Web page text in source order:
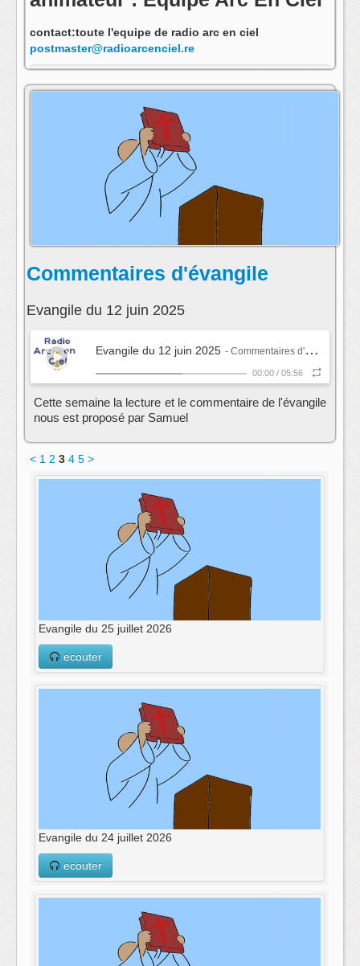
contact:toute l'equipe de radio arc en ciel
postmaster@radioarcenciel.re
s'abonner au fil rss de cette emission:
Commentaires d'évangile
Evangile du 12 juin 2025
Evangile du 12 juin 2025 - Commentaires d'évangile
00:00 / 05:56
Cette semaine la lecture et le commentaire de l'évangile
nous est proposé par Samuel
< 1 2 3 4 5 >
Evangile du 25 juillet 2026
ecouter
Evangile du 24 juillet 2026
ecouter